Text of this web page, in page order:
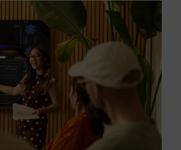
Toisen
vuosineljänneksen
kohokohdat